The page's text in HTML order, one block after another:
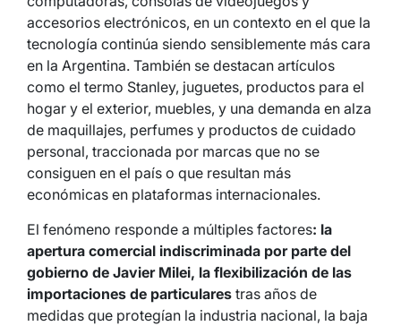
accesorios electrónicos, en un contexto en el que la
tecnología continúa siendo sensiblemente más cara
en la Argentina. También se destacan artículos
como el termo Stanley, juguetes, productos para el
hogar y el exterior, muebles, y una demanda en alza
de maquillajes, perfumes y productos de cuidado
personal, traccionada por marcas que no se
consiguen en el país o que resultan más
económicas en plataformas internacionales.
El fenómeno responde a múltiples factores: la
apertura comercial indiscriminada por parte del
gobierno de Javier Milei, la flexibilización de las
importaciones de particulares tras años de
medidas que protegían la industria nacional, la baja